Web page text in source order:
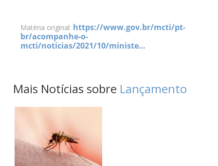
Matéria original: https://www.gov.br/mcti/pt-
br/acompanhe-o-
mcti/noticias/2021/10/ministe…
Mais Notícias sobre Lançamento